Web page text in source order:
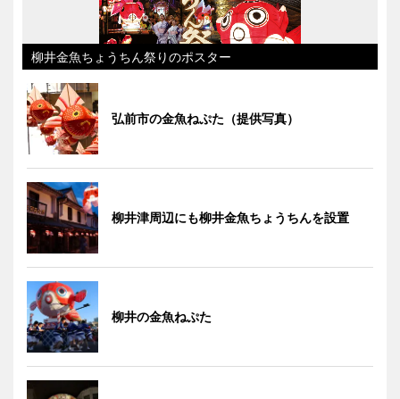
柳井金魚ちょうちん祭りのポスター
弘前市の金魚ねぷた（提供写真）
柳井津周辺にも柳井金魚ちょうちんを設置
柳井の金魚ねぷた